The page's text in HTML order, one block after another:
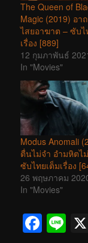
The Queen of
Magic (2019) อ
ไสยอาฆาต – ซับไ
เรื่อง [889]
12 กุมภาพันธ์
In "Movies"
Modus Anomali
ตื่นไม่จำ อำมหิตไ
ซับไทยเต็มเรื่อง
26 พฤษภาคม
In "Movies"